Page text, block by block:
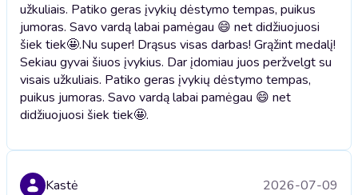
užkuliais. Patiko geras įvykių dėstymo tempas, puikus
jumoras. Savo vardą labai pamėgau 😄 net didžiuojuosi
šiek tiek🤩.Nu super! Drąsus visas darbas! Grąžint medalį!
Sekiau gyvai šiuos įvykius. Dar įdomiau juos peržvelgt su
visais užkuliais. Patiko geras įvykių dėstymo tempas,
puikus jumoras. Savo vardą labai pamėgau 😄 net
didžiuojuosi šiek tiek🤩.
Kastė 2026-07-09